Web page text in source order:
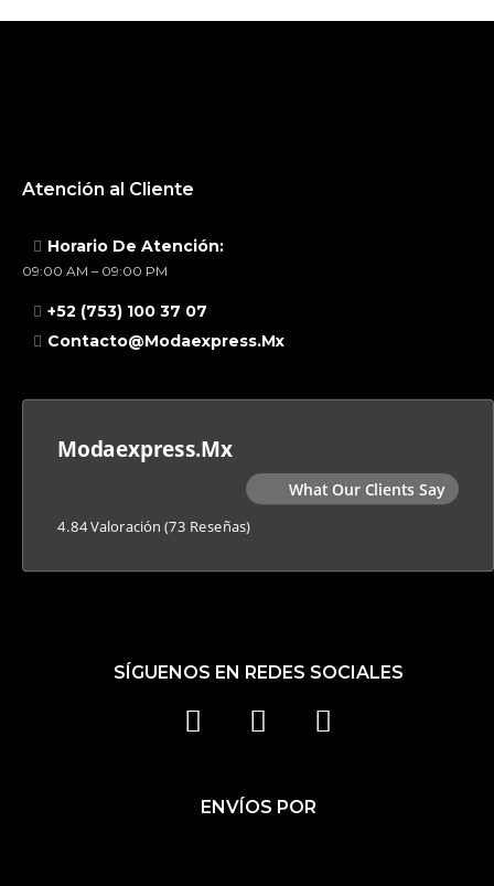
SÍGUENOS EN REDES SOCIALES
F
C
E
I
S
T
T
ENVÍOS POR
Atención al Cliente
Horario De Atención:
09:00 AM – 09:00 PM
+52 (753) 100 37 07
Contacto@modaexpress.mx
Modaexpress.mx
What Our Clients Say
4.84 Valoración (73 Reseñas)